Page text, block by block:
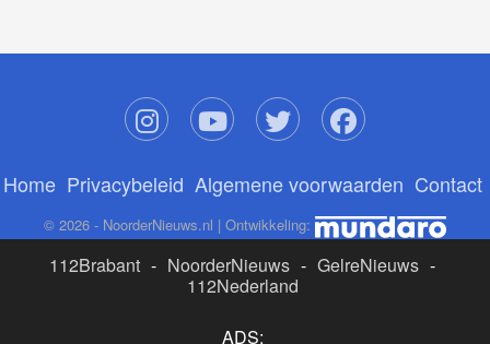
Home Privacybeleid Algemene voorwaarden Contact
© 2026 - NoorderNieuws.nl | Ontwikkeling:
112Brabant - NoorderNieuws - GelreNieuws -
112Nederland
ADS: